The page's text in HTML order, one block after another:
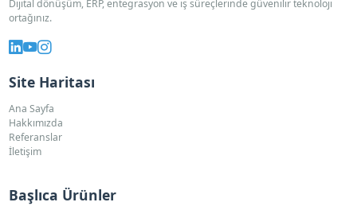
Dijital dönüşüm, ERP, entegrasyon ve iş süreçlerinde güvenilir teknoloji
ortağınız.
Site Haritası
Ana Sayfa
Hakkımızda
Referanslar
İletişim
Başlıca Ürünler